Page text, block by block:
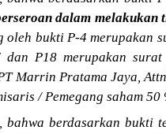
dalam melakukan
oleh bukti P-4 merupakan
dan P18 merupakan
Marrin Pratama Jaya,
/ Pemegang saham 50
bahwa berdasarkan bukti